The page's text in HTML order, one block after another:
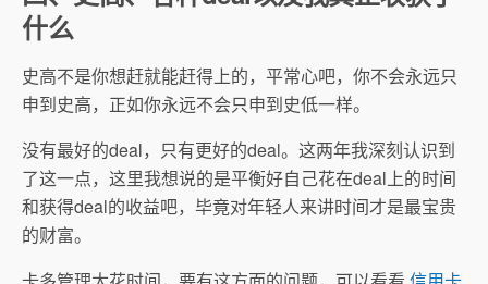
什么
史高不是你想赶就能赶得上的，平常心吧，你不会永远只
申到史高，正如你永远不会只申到史低一样。
没有最好的deal，只有更好的deal。这两年我深刻认识到
了这一点，这里我想说的是平衡好自己花在deal上的时间
和获得deal的收益吧，毕竟对年轻人来讲时间才是最宝贵
的财富。